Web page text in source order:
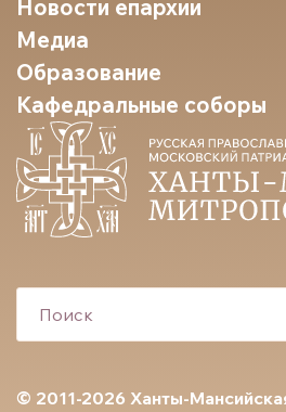
© 2011-2026 Ханты-
Новости епархии
Медиа
Образование
Кафедральные соборы